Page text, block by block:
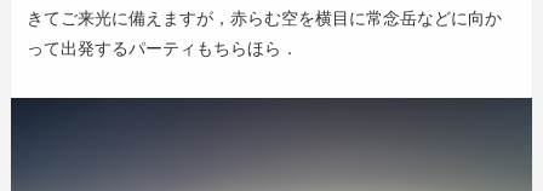
きてご来光に備えますが，赤らむ空を横目に常念岳などに向か
って出発するパーティもちらほら．